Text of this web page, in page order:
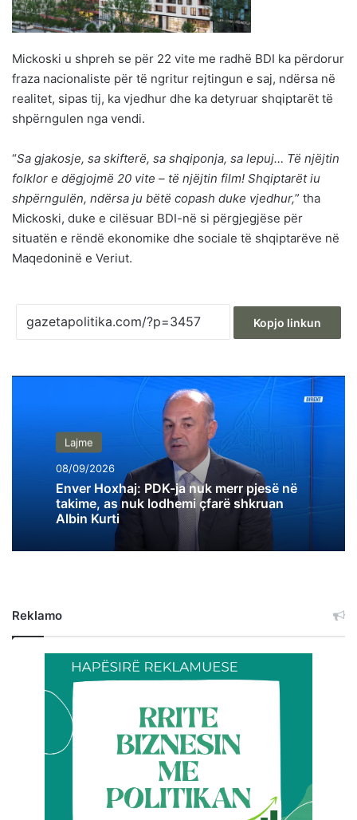
Mickoski u shpreh se për 22 vite me radhë BDI ka përdorur
fraza nacionaliste për të ngritur rejtingun e saj, ndërsa në
realitet, sipas tij, ka vjedhur dhe ka detyruar shqiptarët të
shpërngulen nga vendi.
“Sa gjakosje, sa skifterë, sa shqiponja, sa lepuj… Të njëjtin
folklor e dëgjojmë 20 vite – të njëjtin film! Shqiptarët iu
shpërngulën, ndërsa ju bëtë copash duke vjedhur,” tha
Mickoski, duke e cilësuar BDI-në si përgjegjëse për
situatën e rëndë ekonomike dhe sociale të shqiptarëve në
Maqedoninë e Veriut.
Kopjo linkun
Lajme
08/09/2026
Enver Hoxhaj: PDK-ja nuk merr pjesë në
takime, as nuk lodhemi çfarë shkruan
Albin Kurti
Reklamo